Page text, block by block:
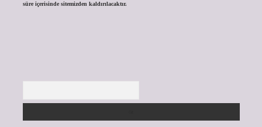
süre içerisinde sitemizden kaldırılacaktır.